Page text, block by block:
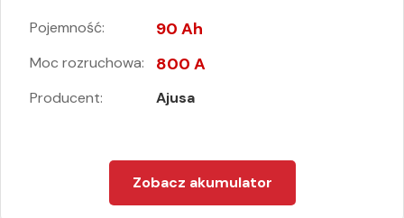
Pojemność: 90 Ah
Moc rozruchowa: 800 A
Producent: Ajusa
Zobacz akumulator